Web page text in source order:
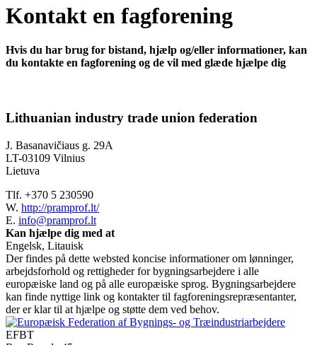
Kontakt en fagforening
Hvis du har brug for bistand, hjælp og/eller informationer, kan
du kontakte en fagforening og de vil med glæde hjælpe dig
Lithuanian industry trade union federation
J. Basanavičiaus g. 29A
LT-03109 Vilnius
Lietuva
Tlf. +370 5 230590
W. http://pramprof.lt/
E. info@pramprof.lt
Kan hjælpe dig med at
Engelsk, Litauisk
Der findes på dette websted koncise informationer om lønninger,
arbejdsforhold og rettigheder for bygningsarbejdere i alle
europæiske land og på alle europæiske sprog. Bygningsarbejdere
kan finde nyttige link og kontakter til fagforeningsrepræsentanter,
der er klar til at hjælpe og støtte dem ved behov.
EFBT